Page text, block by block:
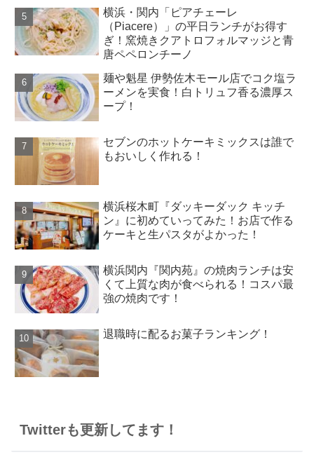
横浜・関内「ピアチェーレ
（Piacere）」の平日ランチがお得す
ぎ！窯焼きクアトロフォルマッジと青
唐ペペロンチーノ
麺や魁星 伊勢佐木モール店でコク塩ラ
ーメンを実食！白トリュフ香る濃厚ス
ープ！
セブンのホットケーキミックスは誰で
もおいしく作れる！
横浜桜木町『ダッキーダック キッチ
ン』に初めていってみた！お店で作る
ケーキと生パスタがよかった！
横浜関内『関内苑』の焼肉ランチは安
くて上質な肉が食べられる！コスパ最
強の焼肉です！
退職時に配るお菓子ランキング！
Twitterも更新してます！